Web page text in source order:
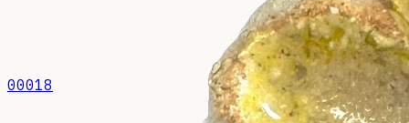
00018